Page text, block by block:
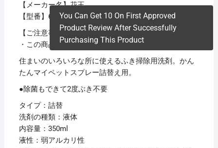
【メーカー名】花王
【型番】609593
【ご注意事項】
・この商品は下記内容×20セットでお届けします。
住まいのいろいろな所に使えるふき掃除用洗剤。かん
たんマイペットスプレー詰替え用。
●除菌もできて2度ぶき不要
タイプ：詰替
洗剤の種類：液体
内容量：350ml
液性：弱アルカリ性
You Can Get 10 On First Approved
Product Review After Successfully
Purchasing This Product